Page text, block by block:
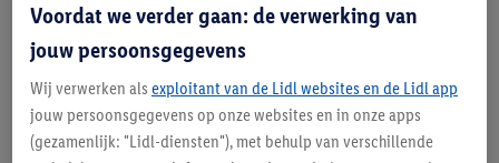
Voordat we verder gaan: de verwerking van
jouw persoonsgegevens
Wij verwerken als exploitant van de Lidl websites en de Lidl app
jouw persoonsgegevens op onze websites en in onze apps
(gezamenlijk: "Lidl-diensten"), met behulp van verschillende